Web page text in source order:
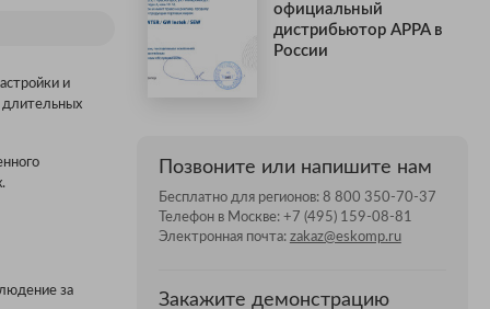
и
длительных
за
официальный
дистрибьютор APPA в
России
Позвоните или напишите нам
Бесплатно для регионов: 8 800 350-70-37
Телефон в Москве: +7 (495) 159-08-81
Электронная почта: zakaz@eskomp.ru
Закажите демонстрацию